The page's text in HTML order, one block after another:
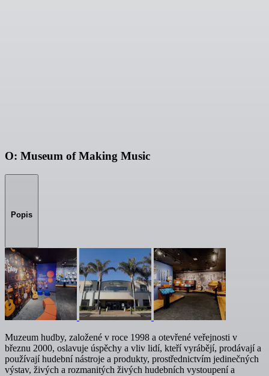
O: Museum of Making Music
Popis
Muzeum hudby, založené v roce 1998 a otevřené veřejnosti v
březnu 2000, oslavuje úspěchy a vliv lidí, kteří vyrábějí, prodávají a
používají hudební nástroje a produkty, prostřednictvím jedinečných
výstav, živých a rozmanitých živých hudebních vystoupení a